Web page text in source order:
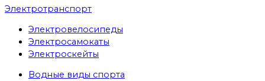
Электротранспорт
Электровелосипеды
Электросамокаты
Электроскейты
Водные виды спорта